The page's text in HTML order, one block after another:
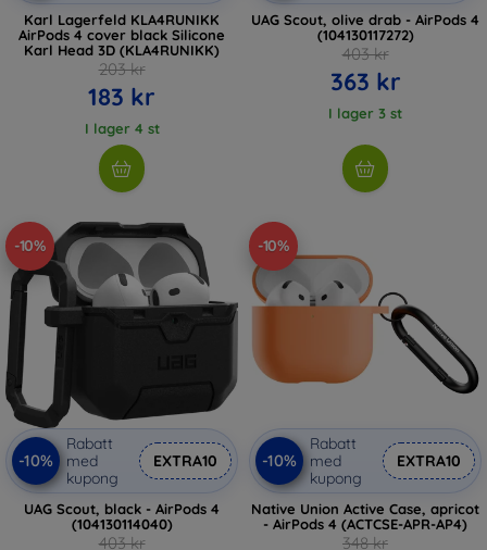
Karl Lagerfeld KLA4RUNIKK
AirPods 4 cover black Silicone
Karl Head 3D (KLA4RUNIKK)
203 kr
183 kr
I lager 4 st
UAG Scout, olive drab - AirPods 4
(104130117272)
403 kr
363 kr
I lager 3 st
-10%
-10%
Rabatt
med
kupong
EXTRA10
UAG Scout, black - AirPods 4
(104130114040)
403 kr
-10%
-10%
Rabatt
med
kupong
EXTRA10
Native Union Active Case, apricot
- AirPods 4 (ACTCSE-APR-AP4)
348 kr